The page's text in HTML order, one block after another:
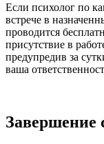
Если психолог по
встрече в
проводится
присутствие в
предупредив за
ваша
Завершение